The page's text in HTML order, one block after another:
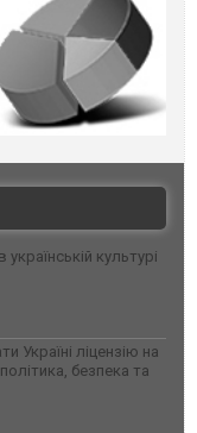
культурі
Україні ліцензію на
безпека та